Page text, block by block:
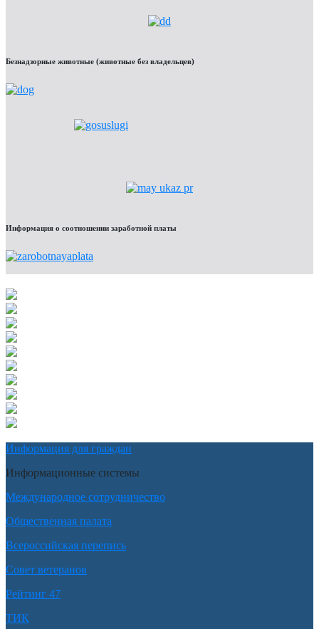
Безнадзорные животные (животные без владельцев)
Информация о соотношении заработной платы
Информация для граждан
Информационные системы
Международное сотрудничество
Общественная палата
Всероссийская перепись
Совет ветеранов
Рейтинг 47
ТИК